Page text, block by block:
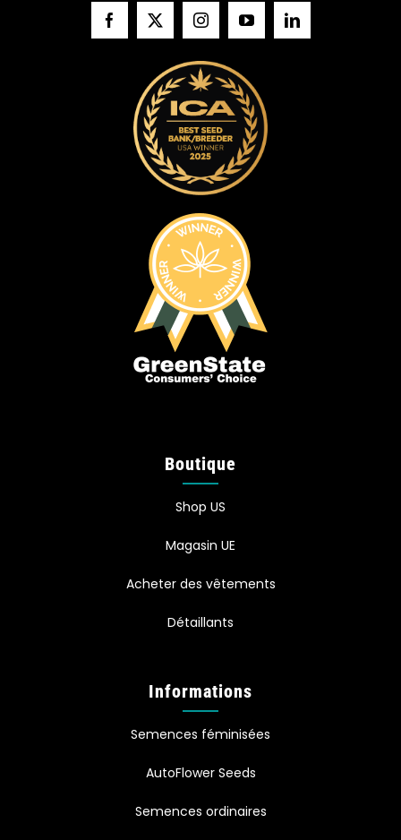
Boutique
Shop US
Magasin UE
Acheter des vêtements
Détaillants
Informations
Semences féminisées
AutoFlower Seeds
Semences ordinaires